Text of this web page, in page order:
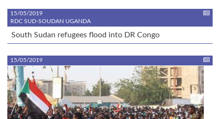
15/05/2019
RDC SUD-SOUDAN UGANDA
South Sudan refugees flood into DR Congo
15/05/2019